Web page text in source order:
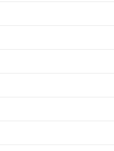
指令（10物質）の非含有に
指令（10物質）の非含有に対